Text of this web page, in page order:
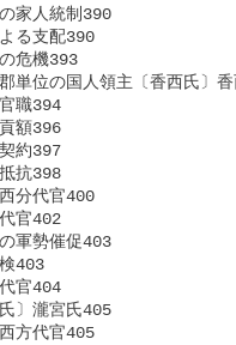
人統制390
支配390
機393
の国人領主〔香西氏〕香
394
396
397
398
代官400
402
勢催促403
403
404
瀧宮氏405
代官405